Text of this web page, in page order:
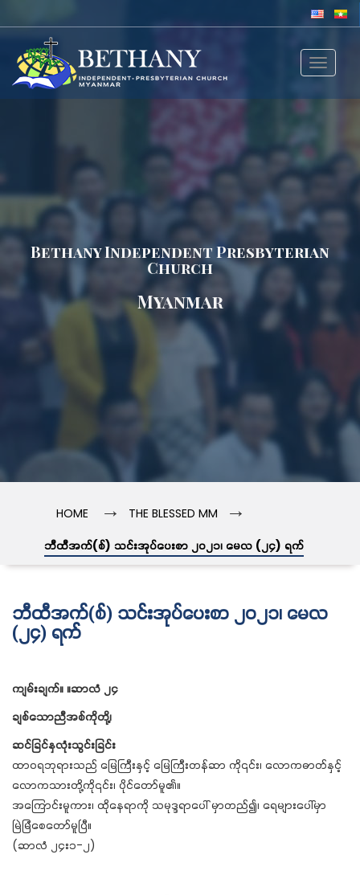
Toggle
Bethany Independent Presbyterian
Church
Myanmar
HOME → THE BLESSED MM →
ဘီထီအက်(စ်) သင်းအုပ်ပေးစာ ၂၀၂၁၊ မေလ (၂၄) ရက်
ဘီထီအက်(စ်) သင်းအုပ်ပေးစာ ၂၀၂၁၊ မေလ
(၂၄) ရက်
ကျမ်းချက်။ ။ဆာလံ ၂၄
ချစ်သောညီအစ်ကိုတို့၊
ဆင်ခြင်နှလုံးသွင်းခြင်း
ထာဝရဘုရားသည် မြေကြီးနှင့် မြေကြီးတန်ဆာ ကို၎င်း၊ လောကဓာတ်နှင့်
လောကသားတို့ကို၎င်း၊ ပိုင်တော်မူ၏။
အကြောင်းမူကား၊ ထိုနေရာကို သမုဒ္ဒရာပေါ် မှာတည်၍၊ ရေများပေါ်မှာ
မြဲမြံစေတော်မူပြီ။
(ဆာလံ ၂၄း၁-၂)